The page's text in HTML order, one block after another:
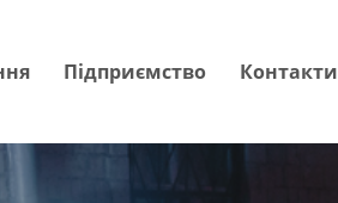
Підприємство Контакти